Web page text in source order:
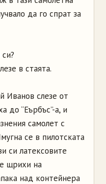
да го спрат за
в стаята.
Иванов слезе от
до “Еърбъс”-а, и
самолет с
се в пилотската
си латексовите
щрихи на
над контейнера